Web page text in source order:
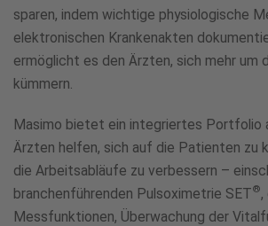
sparen, indem wichtige physiologische
elektronischen Krankenakten
ermöglicht es den Ärzten, sich mehr um
kümmern.
Masimo bietet ein integriertes Portfolio
Ärzten helfen, sich auf die Patienten zu
die Arbeitsabläufe zu verbessern –
branchenführenden Pulsoximetrie SET®
Messfunktionen, Überwachung der